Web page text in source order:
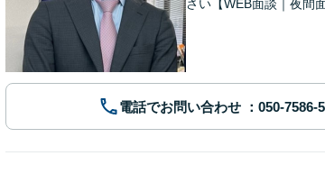
さい【WEB面談｜夜間
電話でお問い合わせ